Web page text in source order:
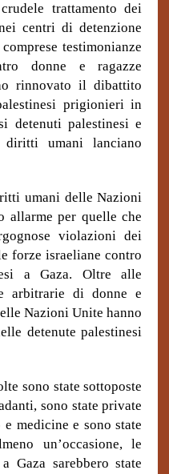
trattamento dei
centri di detenzione
testimonianze
donne e ragazze
rinnovato il dibattito
prigionieri in
detenuti palestinesi e
umani lanciano
umani delle Nazioni
allarme per quelle che
violazioni dei
forze israeliane contro
a Gaza. Oltre alle
arbitrarie di donne e
Nazioni Unite hanno
detenute palestinesi
sono state sottoposte
sono state private
medicine e sono state
un’occasione, le
Gaza sarebbero state